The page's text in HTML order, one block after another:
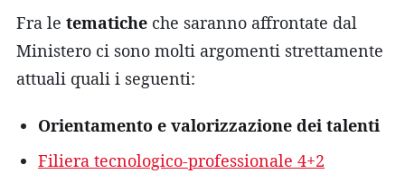
Fra le tematiche che saranno affrontate dal
Ministero ci sono molti argomenti strettamente
attuali quali i seguenti:
Orientamento e valorizzazione dei talenti
Filiera tecnologico-professionale 4+2